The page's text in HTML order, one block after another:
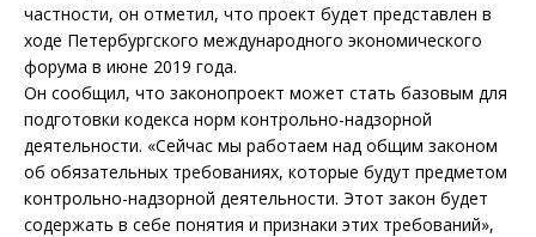
частности, он отметил, что проект будет представлен в
ходе Петербургского международного экономического
форума в июне 2019 года.
Он сообщил, что законопроект может стать базовым для
подготовки кодекса норм контрольно-надзорной
деятельности. «Сейчас мы работаем над общим законом
об обязательных требованиях, которые будут предметом
контрольно-надзорной деятельности. Этот закон будет
содержать в себе понятия и признаки этих требований»,